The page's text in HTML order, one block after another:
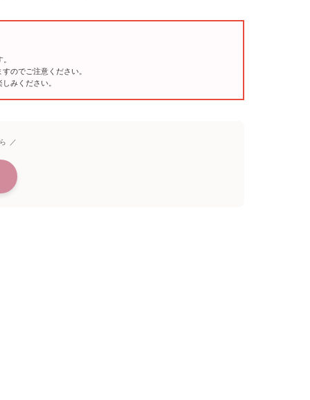
すのでご注意ください。
みください。
／